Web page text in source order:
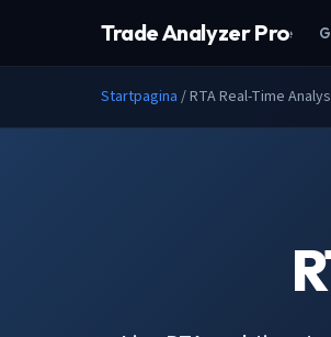
Trade Analyzer Pro
Home
Startpagina /RTA Real-Time